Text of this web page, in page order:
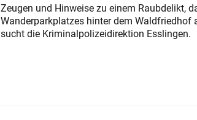
Zeugen und Hinweise zu einem Raubdelikt,
Wanderparkplatzes hinter dem Waldfriedhof
sucht die Kriminalpolizeidirektion Esslingen.